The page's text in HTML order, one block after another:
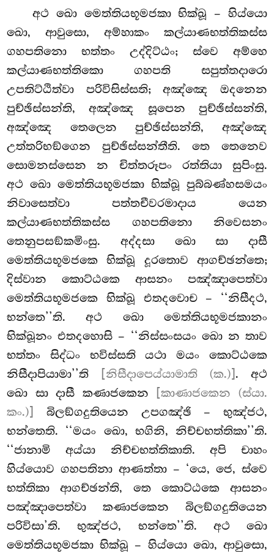
අථ ඛො මෙත්තියභූමජකා භික්ඛූ – හිය්යො
ඛො, ආවුසො, අම්හාකං කල්යාණභත්තිකස්ස
ගහපතිනො භත්තං උද්දිට්ඨං; ස්වෙ අම්හෙ
කල්යාණභත්තිකො ගහපති සපුත්තදාරො
උපතිට්ඨිත්වා පරිවිසිස්සති; අඤ්ඤෙ ඔදනෙන
පුච්ඡිස්සන්ති, අඤ්ඤෙ සූපෙන පුච්ඡිස්සන්ති,
අඤ්ඤෙතෙලෙන පුච්ඡිස්සන්ති, අඤ්ඤෙ
උත්තරිභඞ්ගෙන පුච්ඡිස්සන්තීති. තෙ තෙනෙව
සොමනස්සෙනන චිත්තරූපං රත්තියා සුපිංසු.
අථ ඛො මෙත්තියභූමජකා භික්ඛූ පුබ්බණ්හසමයං
නිවාසෙත්වා පත්තචීවරමාදාය යෙන
කල්යාණභත්තිකස්ස ගහපතිනො නිවෙසනං
තෙනුපසඞ්කමිංසු. අද්දසා ඛො සා දාසී
මෙත්තියභූමජකෙ භික්ඛූ දූරතොව ආගච්ඡන්තෙ;
දිස්වාන කොට්ඨකෙ ආසනං පඤ්ඤාපෙත්වා
මෙත්තියභූමජකෙ භික්ඛූ එතදවොච – ‘‘නිසීදථ,
භන්තෙ’’ති. අථ ඛො මෙත්තියභූමජකානං
භික්ඛූනං එතදහොසි – ‘‘නිස්සංසයං ඛො න තාව
භත්තං සිද්ධං භවිස්සති යථා මයං කොට්ඨකෙ
නිසීදාපියාමා’’ති
[නිසීදාපෙය්යාමාති (ක.)] . අථ
ඛො සා දාසී කණාජකෙන
[කාණාජකෙන (ස්යා.
කං.)]
බිලඞ්ගදුතියෙන උපගඤ්ඡි – භුඤ්ජථ,
භන්තෙති. ‘‘මයං ඛො, භගිනි, නිච්චභත්තිකා’’ති.
‘‘ජානාමි අය්යා නිච්චභත්තිකාති. අපි චාහං
හිය්යොව ගහපතිනා ආණත්තා – ‘යෙ, ජෙ, ස්වෙ
භත්තිකා ආගච්ඡන්ති, තෙ කොට්ඨකෙ ආසනං
පඤ්ඤාපෙත්වා කණාජකෙන බිලඞ්ගදුතියෙන
පරිවිසා’ති. භුඤ්ජථ, භන්තෙ’’ති. අථ ඛො
මෙත්තියභූමජකා භික්ඛූ – හිය්යො ඛො, ආවුසො,